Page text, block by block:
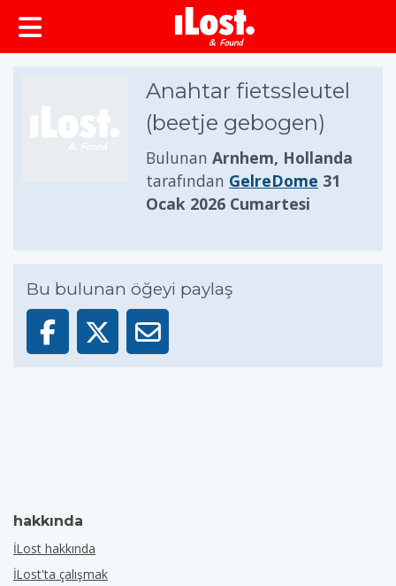
Anahtar fietssleutel
(beetje gebogen)
Bulunan Arnhem, Hollanda
tarafından GelreDome 31
Ocak 2026 Cumartesi
Bu bulunan öğeyi paylaş
hakkında
İLost hakkında
İLost'ta çalışmak